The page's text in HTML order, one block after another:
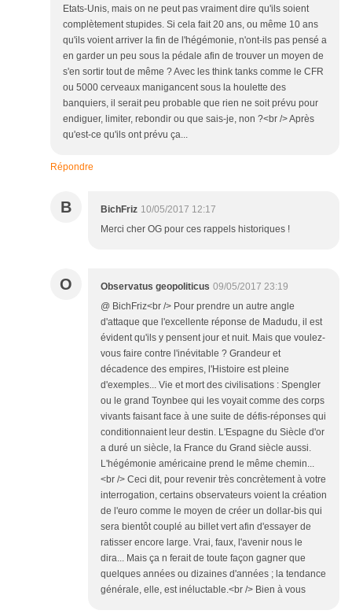
Etats-Unis, mais on ne peut pas vraiment dire qu'ils soient
complètement stupides. Si cela fait 20 ans, ou même 10 ans
qu'ils voient arriver la fin de l'hégémonie, n'ont-ils pas pensé a
en garder un peu sous la pédale afin de trouver un moyen de
s'en sortir tout de même ? Avec les think tanks comme le CFR
ou 5000 cerveaux manigancent sous la houlette des
banquiers, il serait peu probable que rien ne soit prévu pour
endiguer, limiter, rebondir ou que sais-je, non ?<br /> Après
qu'est-ce qu'ils ont prévu ça...
Répondre
B BichFriz 10/05/2017 12:17
Merci cher OG pour ces rappels historiques !
O Observatus geopoliticus 09/05/2017 23:19
@ BichFriz<br /> Pour prendre un autre angle
d'attaque que l'excellente réponse de Madudu, il est
évident qu'ils y pensent jour et nuit. Mais que voulez-
vous faire contre l'inévitable ? Grandeur et
décadence des empires, l'Histoire est pleine
d'exemples... Vie et mort des civilisations : Spengler
ou le grand Toynbee qui les voyait comme des corps
vivants faisant face à une suite de défis-réponses qui
conditionnaient leur destin. L'Espagne du Siècle d'or
a duré un siècle, la France du Grand siècle aussi.
L'hégémonie américaine prend le même chemin...
<br /> Ceci dit, pour revenir très concrètement à votre
interrogation, certains observateurs voient la création
de l'euro comme le moyen de créer un dollar-bis qui
sera bientôt couplé au billet vert afin d'essayer de
ratisser encore large. Vrai, faux, l'avenir nous le
dira... Mais ça n ferait de toute façon gagner que
quelques années ou dizaines d'années ; la tendance
générale, elle, est inéluctable.<br /> Bien à vous